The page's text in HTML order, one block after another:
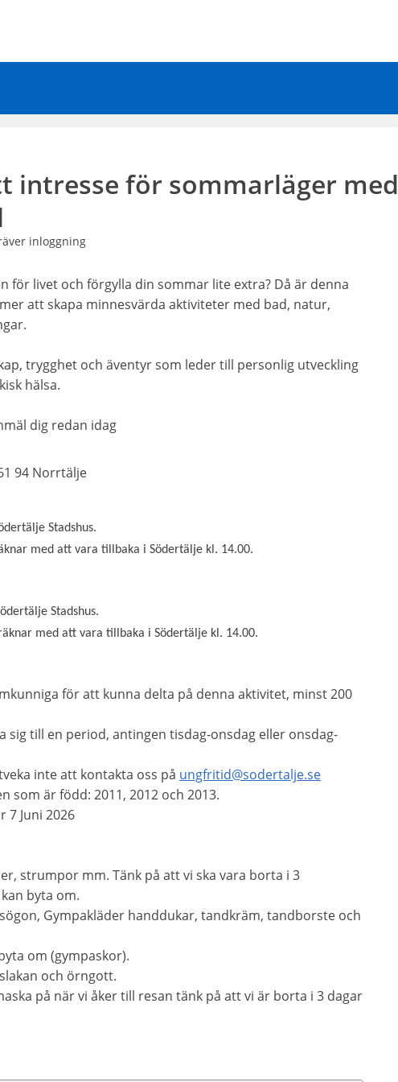
intresse för sommarläger med
inloggning
för livet och förgylla din sommar lite extra? Då är denna
att skapa minnesvärda aktiviteter med bad, natur,
trygghet och äventyr som leder till personlig utveckling
hälsa.
dig redan idag
94 Norrtälje
Stadshus.
med att vara tillbaka i Södertälje kl. 14.00.
Stadshus.
med att vara tillbaka i Södertälje kl. 14.00.
för att kunna delta på denna aktivitet, minst 200
sig till en period, antingen tisdag-onsdag eller onsdag-
inte att kontakta oss på ungfritid@sodertalje.se
som är född: 2011, 2012 och 2013.
7 Juni 2026
strumpor mm. Tänk på att vi ska vara borta i 3
byta om.
Gympakläder handdukar, tandkräm, tandborste och
om (gympaskor).
och örngott.
på när vi åker till resan tänk på att vi är borta i 3 dagar